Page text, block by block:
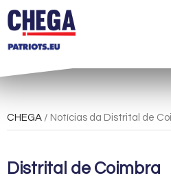
CHEGA / Notícias da Distrital de
Distrital de Coimbra